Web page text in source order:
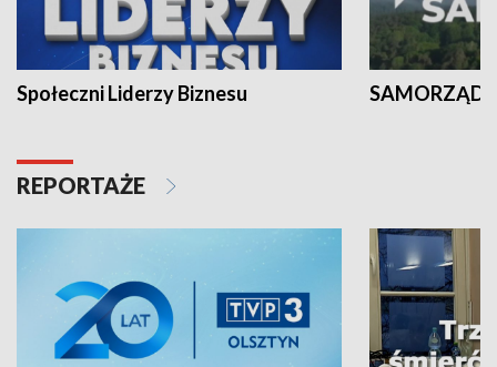
Społeczni Liderzy Biznesu SAMORZĄD
REPORTAŻE